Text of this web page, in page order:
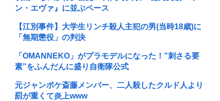
ン・エヴァ』に並ぶペース
【江別事件】大学生リンチ殺人主犯の男(当時18歳)に
「無期懲役」の判決
「OMANNEKO」がプラモデルになった！”刺さる要
素”をふんだんに盛り自衛隊公式
元ジャンポケ斎藤メンバー、二人殺したクルド人より
罰が重くて炎上www